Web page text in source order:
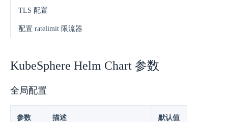
TLS 配置
配置 ratelimit 限流器
KubeSphere Helm Chart 参数
全局配置
参数 描述 默认值